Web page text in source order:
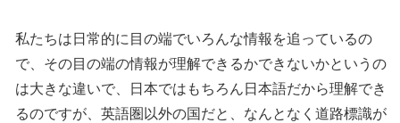
私たちは日常的に目の端でいろんな情報を追っているの
で、その目の端の情報が理解できるかできないかというの
は大きな違いで、日本ではもちろん日本語だから理解でき
るのですが、英語圏以外の国だと、なんとなく道路標識が